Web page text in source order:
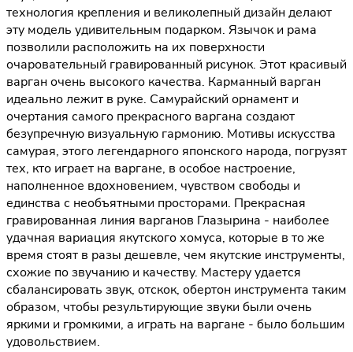
технология крепления и великолепный дизайн делают
эту модель удивительным подарком. Язычок и рама
позволили расположить на их поверхности
очаровательный гравированный рисунок. Этот красивый
варган очень высокого качества. Карманный варган
идеально лежит в руке. Самурайский орнамент и
очертания самого прекрасного варгана создают
безупречную визуальную гармонию. Мотивы искусства
самурая, этого легендарного японского народа, погрузят
тех, кто играет на варгане, в особое настроение,
наполненное вдохновением, чувством свободы и
единства с необъятными просторами. Прекрасная
гравированная линия варганов Глазырина - наиболее
удачная вариация якутского хомуса, которые в то же
время стоят в разы дешевле, чем якутские инструменты,
схожие по звучанию и качеству. Мастеру удается
сбалансировать звук, отскок, обертон инструмента таким
образом, чтобы результирующие звуки были очень
яркими и громкими, а играть на варгане - было большим
удовольствием.